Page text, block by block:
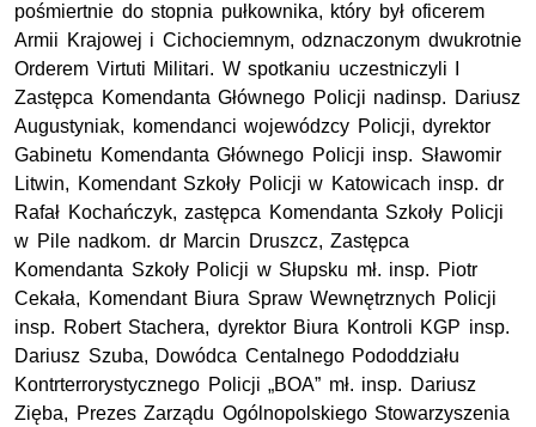
pośmiertnie do stopnia pułkownika, który był oficerem
Armii Krajowej i Cichociemnym, odznaczonym dwukrotnie
Orderem Virtuti Militari. W spotkaniu uczestniczyli I
Zastępca Komendanta Głównego Policji nadinsp. Dariusz
Augustyniak, komendanci wojewódzcy Policji, dyrektor
Gabinetu Komendanta Głównego Policji insp. Sławomir
Litwin, Komendant Szkoły Policji w Katowicach insp. dr
Rafał Kochańczyk, zastępca Komendanta Szkoły Policji
w Pile nadkom. dr Marcin Druszcz, Zastępca
Komendanta Szkoły Policji w Słupsku mł. insp. Piotr
Cekała, Komendant Biura Spraw Wewnętrznych Policji
insp. Robert Stachera, dyrektor Biura Kontroli KGP insp.
Dariusz Szuba, Dowódca Centalnego Pododdziału
Kontrterrorystycznego Policji „BOA” mł. insp. Dariusz
Zięba, Prezes Zarządu Ogólnopolskiego Stowarzyszenia